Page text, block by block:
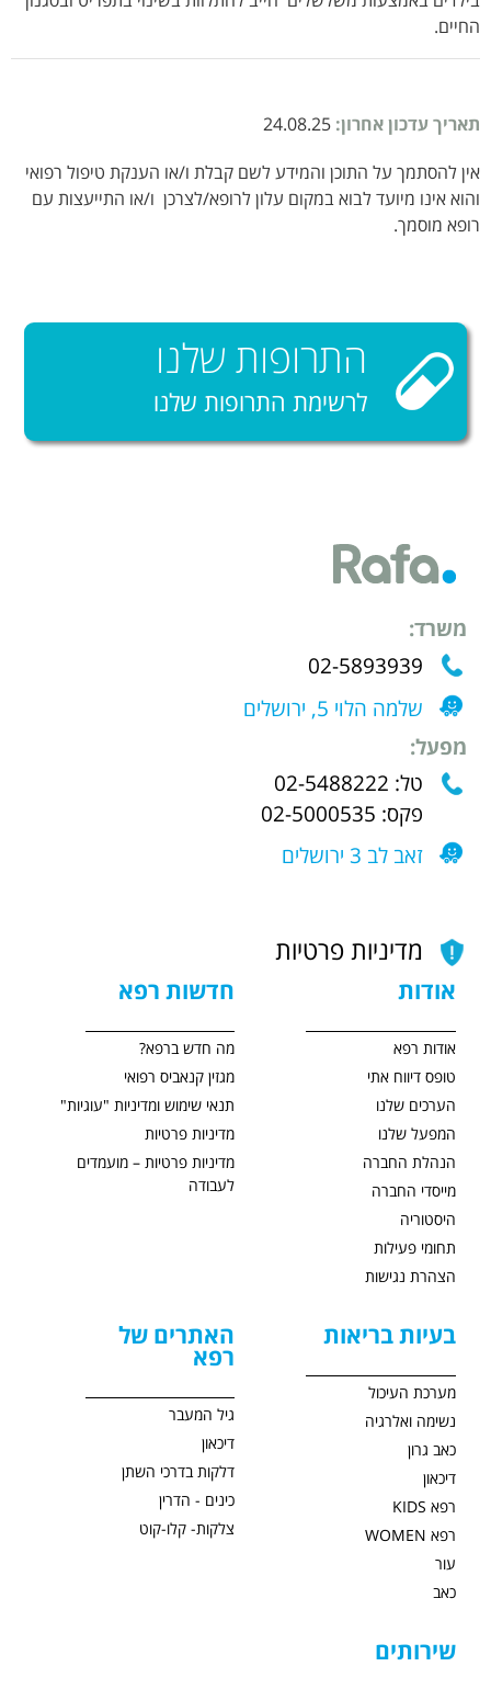
החיים.
תאריך עדכון אחרון: 24.08.25
אין להסתמך על התוכן והמידע לשם קבלת ו/או הענקת טיפול רפואי
והוא אינו מיועד לבוא במקום עלון לרופא/לצרכן ו/או התייעצות עם
רופא מוסמך.
התרופות שלנו
לרשימת התרופות שלנו
משרד:
02-5893939
שלמה הלוי 5, ירושלים
מפעל:
טל: 02-5488222
פקס: 02-5000535
זאב לב 3 ירושלים
מדיניות פרטיות
אודות
אודות רפא
טופס דיווח אתי
הערכים שלנו
המפעל שלנו
הנהלת החברה
מייסדי החברה
היסטוריה
תחומי פעילות
הצהרת נגישות
חדשות רפא
מה חדש ברפא?
מגזין קנאביס רפואי
תנאי שימוש ומדיניות "עוגיות"
מדיניות פרטיות
מדיניות פרטיות – מועמדים
לעבודה
בעיות בריאות
מערכת העיכול
נשימה ואלרגיה
כאב גרון
דיכאון
רפא KIDS
רפא WOMEN
עור
כאב
האתרים של
רפא
גיל המעבר
דיכאון
דלקות בדרכי השתן
כינים - הדרין
צלקות- קלו-קוט
שירותים